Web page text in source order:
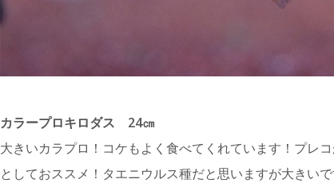
カラープロキロダス 24㎝
大きいカラプロ！コケもよく食べてくれています！プレ
としておススメ！タエニウルス種だと思いますが大きい